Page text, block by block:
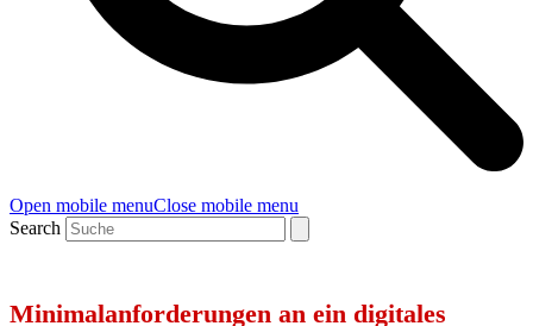
Open mobile menuClose mobile menu
Search
Minimalanforderungen an ein digitales